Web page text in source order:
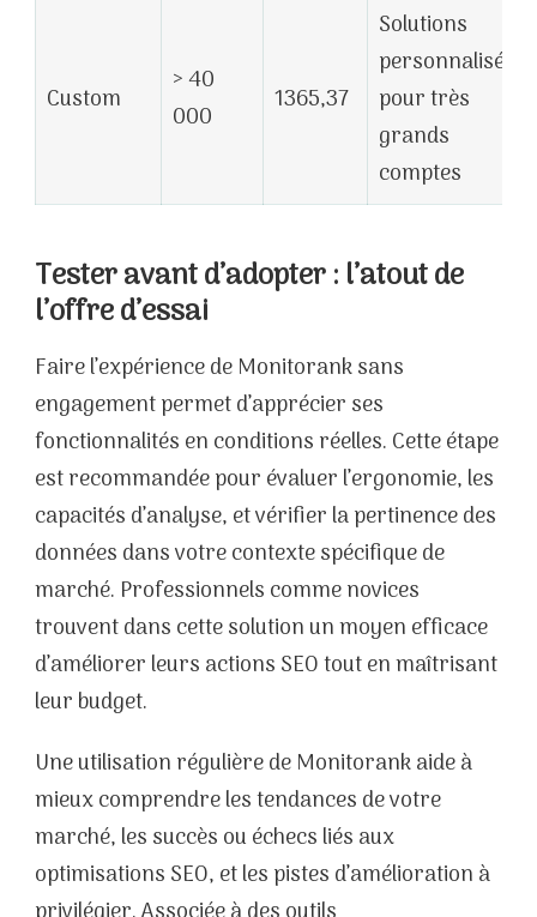
Custom
> 40
000
1365,37
Solutions
personnalisées
pour très
grands
comptes
Tester avant d’adopter : l’atout de
l’offre d’essai
Faire l’expérience de Monitorank sans
engagement permet d’apprécier ses
fonctionnalités en conditions réelles. Cette étape
est recommandée pour évaluer l’ergonomie, les
capacités d’analyse, et vérifier la pertinence des
données dans votre contexte spécifique de
marché. Professionnels comme novices
trouvent dans cette solution un moyen efficace
d’améliorer leurs actions SEO tout en maîtrisant
leur budget.
Une utilisation régulière de Monitorank aide à
mieux comprendre les tendances de votre
marché, les succès ou échecs liés aux
optimisations SEO, et les pistes d’amélioration à